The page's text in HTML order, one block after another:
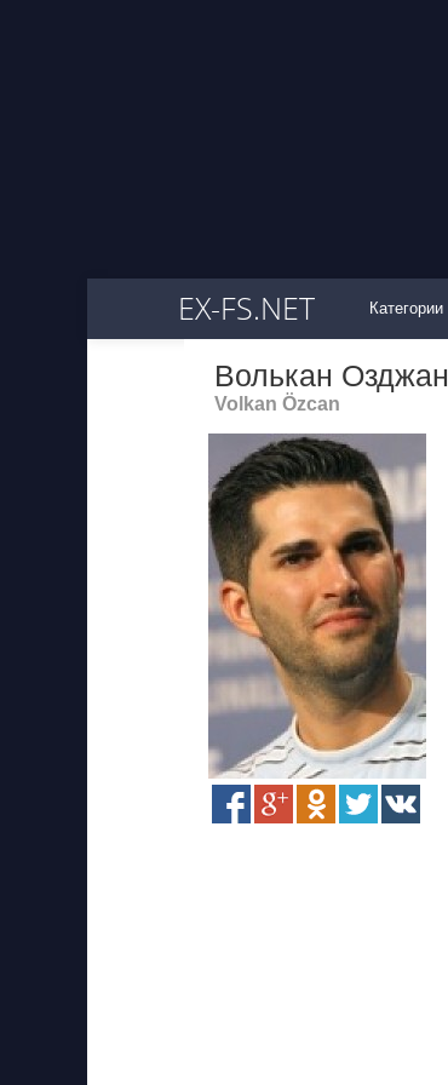
EX-FS.NET Категории
Волькан Озджан
Volkan Özcan